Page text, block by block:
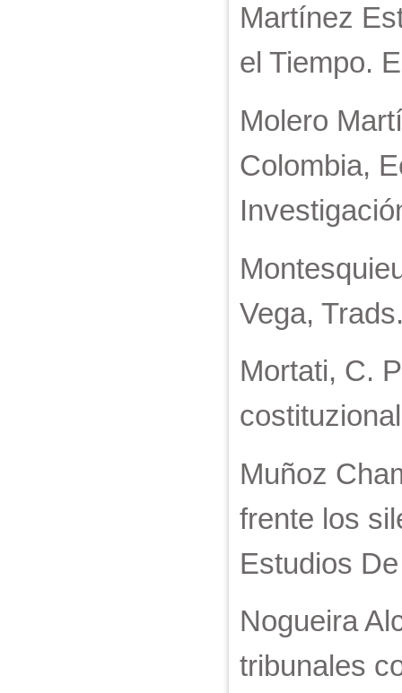
Martínez
el Tiempo.
Molero
Colombia,
Vega,
Mortati, C.
Muñoz
frente los
Estudios
Nogueira
tribunales